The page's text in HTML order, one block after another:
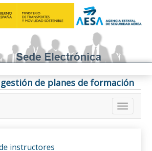
de planes de formación
instructores